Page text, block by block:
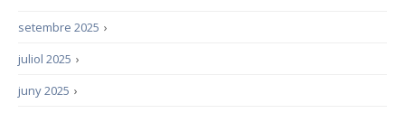
›
setembre 2025
›
juliol 2025
›
juny 2025